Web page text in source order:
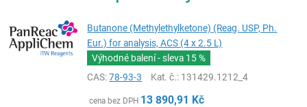
Butanone (Methylethylketone) (Reag. USP, Ph.
Eur.) for analysis, ACS (4 x 2.5 L)
Výhodné balení - sleva 15 %
CAS:78-93-3 Kat. č.: 131429.1212_4
cena bez DPH 13 890,91 Kč